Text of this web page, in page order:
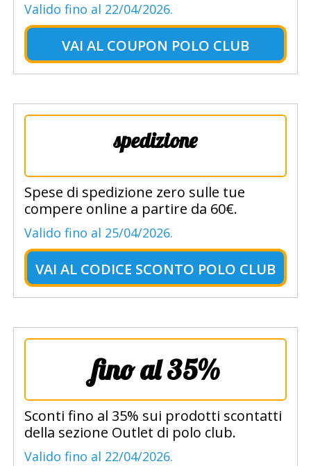
Valido fino al 22/04/2026.
VAI AL COUPON POLO CLUB
spedizione
Spese di spedizione zero sulle tue
compere online a partire da 60€.
Valido fino al 25/04/2026.
VAI AL CODICE SCONTO POLO CLUB
fino al 35%
Sconti fino al 35% sui prodotti scontatti
della sezione Outlet di polo club.
Valido fino al 22/04/2026.